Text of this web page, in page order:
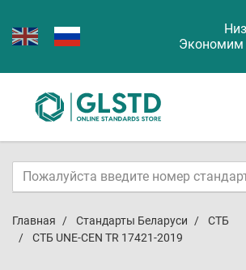
Экономим
Главная Стандарты Беларуси
СТБ
СТБ UNE-CEN TR 17421-2019